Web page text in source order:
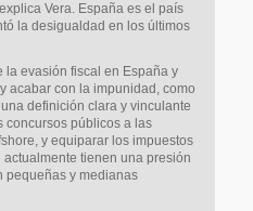
Vera. España es el país
la desigualdad en los últimos
la evasión fiscal en España y
acabar con la impunidad, como
definición clara y vinculante
concursos públicos a las
y equiparar los impuestos
tienen una presión
pequeñas y medianas